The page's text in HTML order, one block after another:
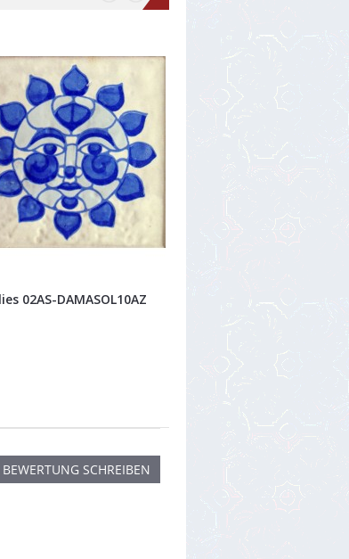
02AS-DAMASOL10AZ
SCHREIBEN